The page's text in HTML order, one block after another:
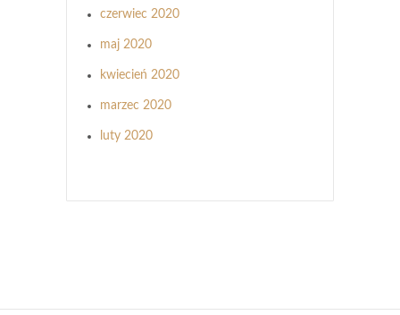
czerwiec 2020
maj 2020
kwiecień 2020
marzec 2020
luty 2020